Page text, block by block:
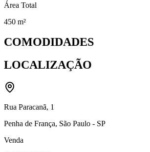
Área Total
450 m²
COMODIDADES
LOCALIZAÇÃO
Rua Paracanã, 1
Penha de França, São Paulo - SP
Venda